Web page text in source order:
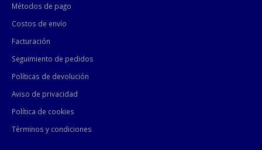
Métodos de pago
Costos de envío
Facturación
Seguimiento de pedidos
Políticas de devolución
Aviso de privacidad
Política de cookies
Términos y condiciones